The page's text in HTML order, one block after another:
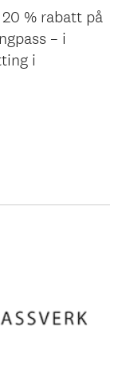
% rabatt på
– i
i